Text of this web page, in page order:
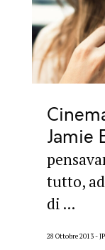
Jamie
tutto,
di ...
28 Ottobre 2013